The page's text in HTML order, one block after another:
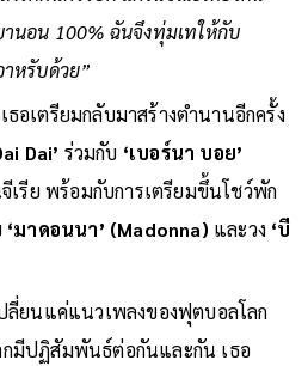
รักดนตรีร็อก แต่ในขณะเดียวกัน
นอน 100% ฉันจึงทุ่มเทให้กับ
หรับด้วย”
เตรียมกลับมาสร้างตำนานอีกครั้ง
Dai’ร่วมกับ‘เบอร์นา บอย’
รีย พร้อมกับการเตรียมขึ้นโชว์พัก
ยนแค่แนวเพลงของฟุตบอลโลก